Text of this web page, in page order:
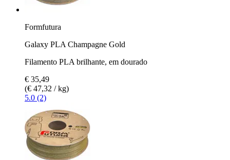
Formfutura
Galaxy PLA Champagne Gold
Filamento PLA brilhante, em dourado
€ 35,49
(€ 47,32 / kg)
5.0 (2)